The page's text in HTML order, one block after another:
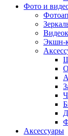
Фото и
Экшн-
Аксессуары